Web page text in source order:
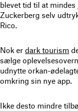
blevet tid til at mindes
Zuckerberg selv
Rico.
Nok er dark tourism
sælge
udnytte orkan-
omkring sin nye app.
Ikke desto mindre